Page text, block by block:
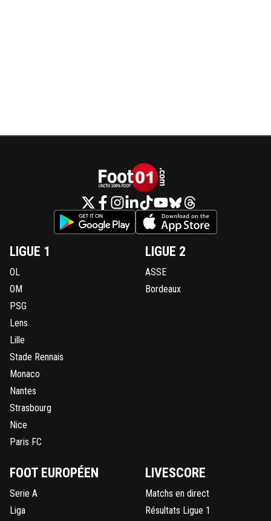
LIGUE 1
OL
OM
PSG
Lens
Lille
Stade Rennais
Monaco
Nantes
Strasbourg
Nice
Paris FC
LIGUE 2
ASSE
Bordeaux
FOOT EUROPÉEN
Serie A
Liga
LIVESCORE
Matchs en direct
Résultats Ligue 1